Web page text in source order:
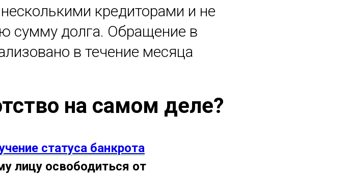
кредиторами и не
сумму долга. Обращение в
в течение месяца
на самом деле?
статуса банкрота
лицу освободиться от